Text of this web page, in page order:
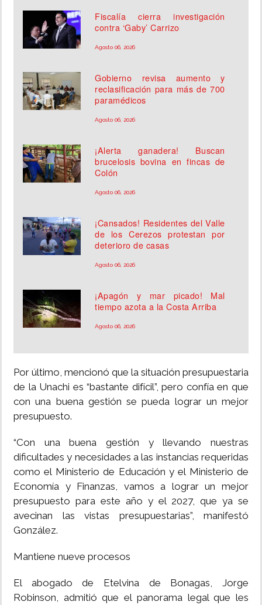
Fiscalía cierra investigación
contra ‘Gaby’ Carrizo
Agosto 06, 2026
Gobierno revisa aumento y
reclasificación para más de 700
paramédicos
Agosto 06, 2026
¡Alerta ganadera! Buscan
brucelosis bovina en fincas de
Colón
Agosto 06, 2026
¡Cansados! Residentes del Valle
de los Cerezos protestan por
deterioro de casas
Agosto 06, 2026
¡Apagón y mar picado! Mal
tiempo azota a la Costa Arriba
Agosto 06, 2026
Por último, mencionó que la situación presupuestaria
de la Unachi es “bastante difícil”, pero confía en que
con una buena gestión se pueda lograr un mejor
presupuesto.
“Con una buena gestión y llevando nuestras
dificultades y necesidades a las instancias requeridas
como el Ministerio de Educación y el Ministerio de
Economía y Finanzas, vamos a lograr un mejor
presupuesto para este año y el 2027, que ya se
avecinan las vistas presupuestarias”, manifestó
González.
Mantiene nueve procesos
El abogado de Etelvina de Bonagas, Jorge
Robinson, admitió que el panorama legal que les